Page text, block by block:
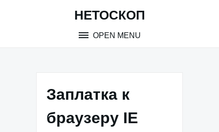
НЕТОСКОП
OPEN MENU
Заплатка к
браузеру IE